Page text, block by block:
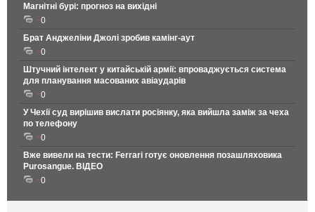
Магнітні бурі: прогноз на вихідні
0
Брат Анджеліни Джолі зробив камінг-аут
0
Штучний інтелект у китайській армії: впроваджується система
для планування масованих авіаударів
0
У Чехії суд вирішив вислати росіянку, яка вийшла заміж за чеха
по телефону
0
Вже вивели на тести: Ferrari готує оновлення позашляховика
Purosangue. ВІДЕО
0